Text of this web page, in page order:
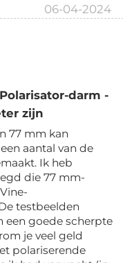
06-04-2024
darm -
zijn
77 mm kan
aantal van de
Ik heb
die 77 mm-
testbeelden
een goede scherpte
je veel geld
polariserende